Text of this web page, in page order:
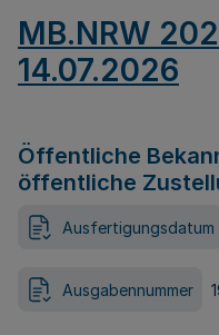
MB.NRW
14.07.2026
Öffentliche
öffentliche
Ausfertigungsdatum
Ausgabennummer